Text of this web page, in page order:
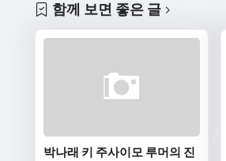
함께 보면 좋은 글
박나래 키 주사이모 루머의 진